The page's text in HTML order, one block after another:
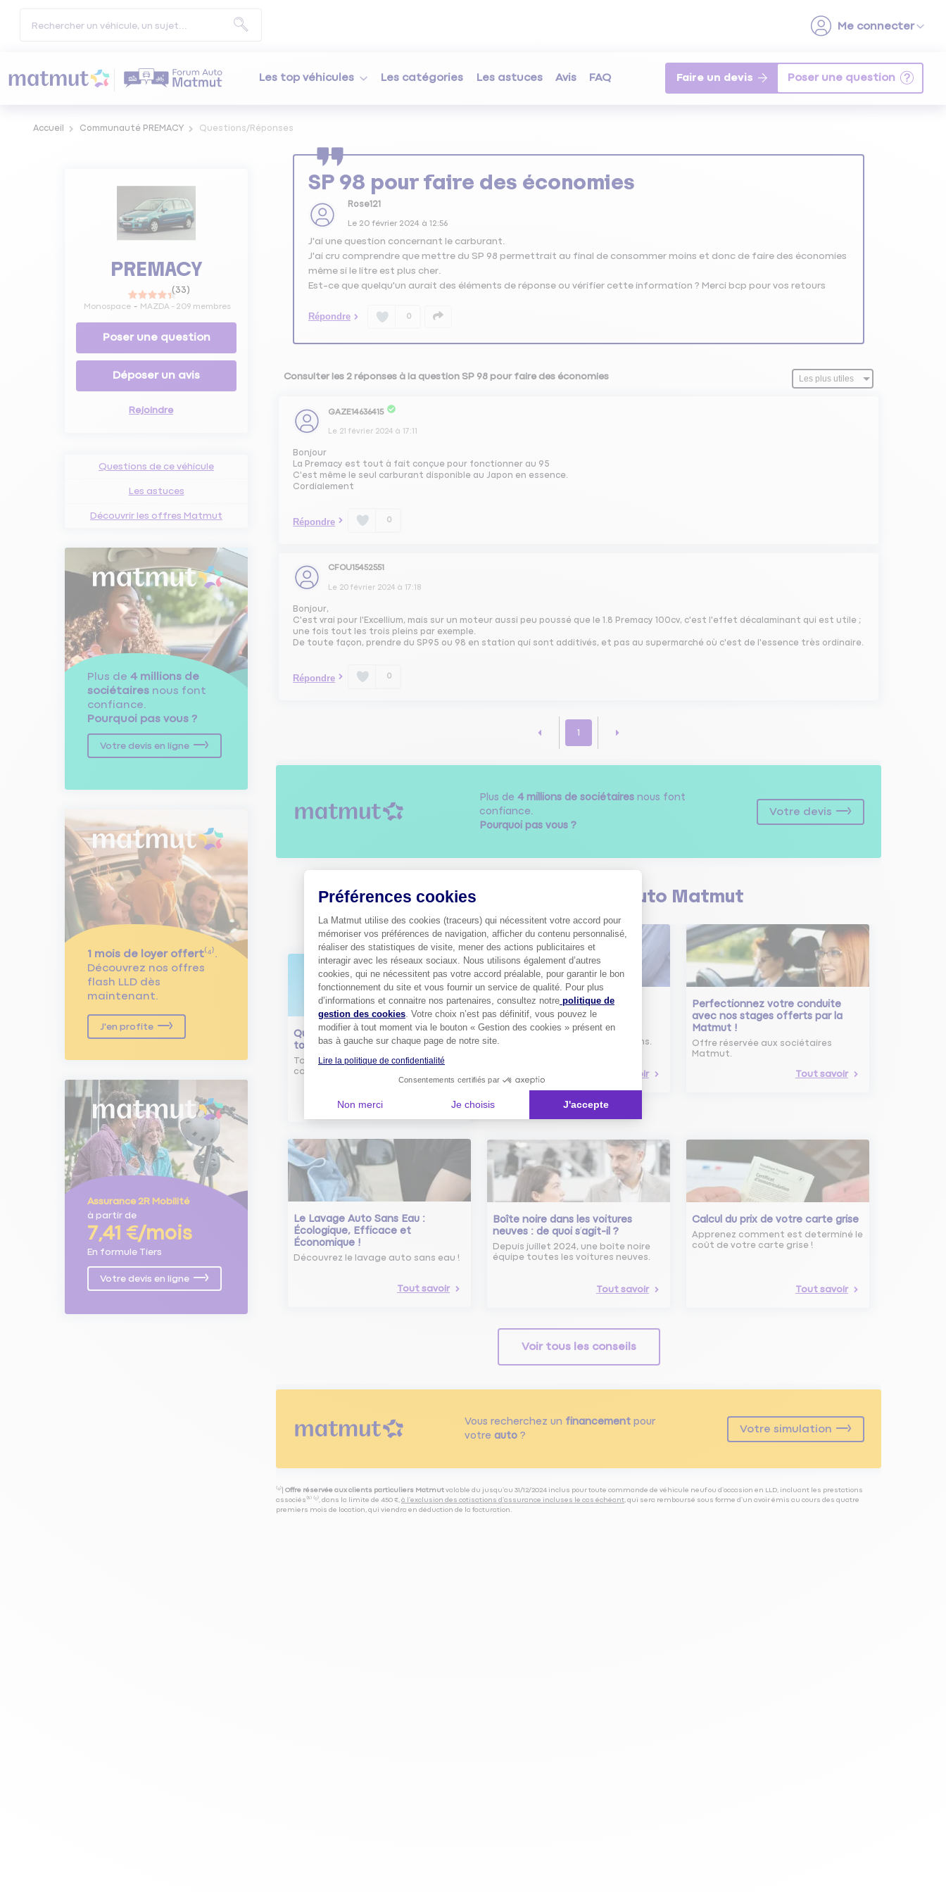
Les top véhicules Les catégories Les astuces Avis FAQ Faire un devis
Accueil Communauté PREMACY Questions/Réponses
PREMACY
(33)
Monospace MAZDA- 209membres
Poser une question
Déposer un avis
Rejoindre
Questions de ce véhicule
Les astuces
Découvrir les offres Matmut
Plus de 4 millions de
sociétaires nous font
confiance.
Pourquoi pas vous ?
Votre devis en ligne
1 mois de loyer offert⁽⁴⁾.
Découvrez nos offres
flash LLD dès
maintenant.
J'en profite
Assurance 2R Mobilité
à partir de
7,41 €/mois
En formule Tiers
Votre devis en ligne
SP 98 pour faire des économies
Rose121
Le 20 février 2024à 12:56
J'ai une question concernant le carburant.
J'ai cru comprendre que mettre du SP 98 permettrait au final de consommer moins et donc de faire des économies
même si le litre est plus cher.
Est-ce que quelqu'un aurait des éléments de réponse ou vérifier cette information ? Merci bcp pour vos retours
Répondre 0
Consulter les 2 réponses à la question SP 98 pour faire des économies
GAZE14636415
Le 21 février 2024 à 17:11
Bonjour
La Premacy est tout à fait conçue pour fonctionner au 95
C'est même le seul carburant disponible au Japon en essence.
Cordialement
Répondre 0
CFOU15452551
Le 20 février 2024 à 17:18
Bonjour,
C'est vrai pour l'Excellium, mais sur un moteur aussi peu poussé que le 1.8 Premacy 100cv, c'est l'effet décalaminant qui est utile ;
une fois tout les trois pleins par exemple.
De toute façon, prendre du SP95 ou 98 en station qui sont additivés, et pas au supermarché où c'est de l'essence très ordinaire.
Répondre 0
1
Plus de 4 millions de sociétairesnous font
confiance.
Pourquoi pas vous ?
Votre devis
Découvrez les Auto Matmut
Qu'est-ce que le nouveau radar
tourelle ?
Tout savoir sur le radar tourelle et
comment éviter les infractions.
Comment bien choisir son
assurance auto ?
Conseils pour choisir la meilleure
assurance auto selon vos besoins.
Tout savoir
Perfectionnez votre conduite
avec nos stages offerts par la
Matmut !
Offre réservée aux sociétaires
Matmut.
Tout savoir
Le Lavage Auto Sans Eau :
Écologique, Efficace et
Économique !
Découvrez le lavage auto sans eau !
Tout savoir
Boîte noire dans les voitures
neuves : de quoi s’agit-il ?
Depuis juillet 2024, une boîte noire
équipe toutes les voitures neuves.
Tout savoir
Calcul du prix de votre carte grise
Apprenez comment est determiné le
coût de votre carte grise !
Tout savoir
Voir tous les conseils
Vous recherchez un financementpour
votre auto?
Votre simulation
⁽⁴⁾| Offre réservée aux clients particuliers Matmut valable du jusqu’au 31/12/2024 inclus pour toute commande de véhicule neuf ou d’occasion en LLD, incluant les prestations
associés⁽³⁾ ⁽⁵⁾, dans la limite de 450 €, à l’exclusion des cotisations d’assurance incluses le cas échéant, qui sera remboursé sous forme d’un avoir émis au cours des quatre
premiers mois de location, qui viendra en déduction de la facturation.
Préférences cookies
La Matmut utilise des cookies (traceurs) qui nécessitent votre accord pour
mémoriser vos préférences de navigation, afficher du contenu personnalisé,
réaliser des statistiques de visite, mener des actions publicitaires et
interagir avec les réseaux sociaux. Nous utilisons également d’autres
cookies, qui ne nécessitent pas votre accord préalable, pour garantir le bon
fonctionnement du site et vous fournir un service de qualité. Pour plus
d’informations et connaitre nos partenaires, consultez notre politique de
gestion des cookies . Votre choix n’est pas définitif, vous pouvez le
modifier à tout moment via le bouton « Gestion des cookies » présent en
bas à gauche sur chaque page de notre site.
Lire la politique de confidentialité
Consentements certifiés par
Non merci Je choisis J'accepte
Axeptio consent